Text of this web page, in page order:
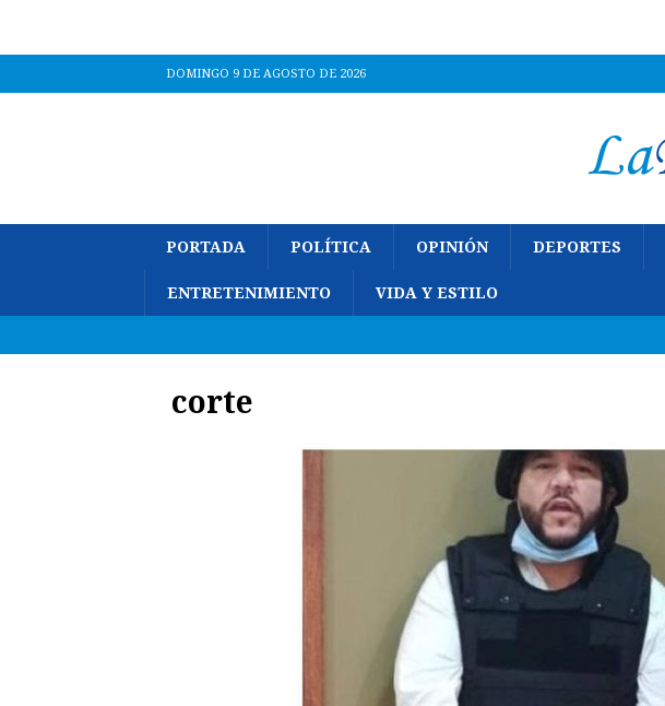
DOMINGO 9 DE AGOSTO DE 2026
PORTADA POLÍTICA OPINIÓN DEPORTES
ENTRETENIMIENTO VIDA Y ESTILO
corte